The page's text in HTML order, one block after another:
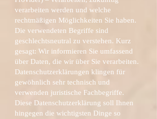
verarbeiten werden und welche
rechtmäßigen Möglichkeiten Sie haben.
Die verwendeten Begriffe sind
geschlechtsneutral zu verstehen. Kurz
gesagt: Wir informieren Sie umfassend
über Daten, die wir über Sie verarbeiten.
Datenschutzerklärungen klingen für
gewöhnlich sehr technisch und
verwenden juristische Fachbegriffe.
Diese Datenschutzerklärung soll Ihnen
hingegen die wichtigsten Dinge so